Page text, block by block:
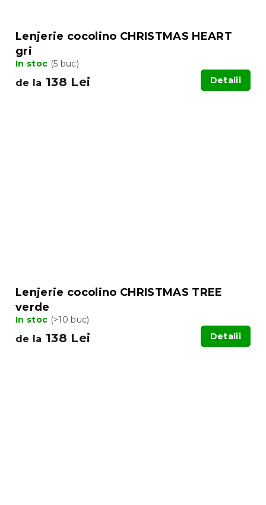
Lenjerie cocolino CHRISTMAS HEART
gri
In stoc (5 buc)
de la 138 Lei Detalii
Lenjerie cocolino CHRISTMAS TREE
verde
In stoc (>10 buc)
de la 138 Lei Detalii